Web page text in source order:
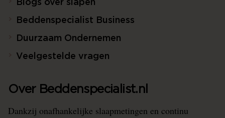
Blogs over slapen
Beddenspecialist Business
Duurzaam Ondernemen
Veelgestelde vragen
Over Beddenspecialist.nl
Dankzij onafhankelijke slaapmetingen en continu